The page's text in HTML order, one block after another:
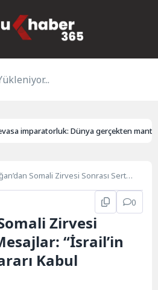
imparatorluk: Dünya gerçekten
Somali Zirvesi Sonrası Sert
0
Zirvesi
“İsrail’in
Kabul